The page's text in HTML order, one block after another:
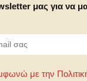
μας για να
με την